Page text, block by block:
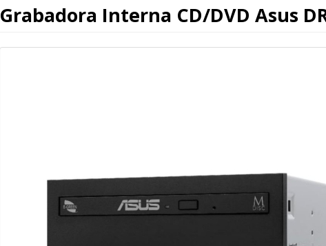
Grabadora Interna CD/DVD Asus